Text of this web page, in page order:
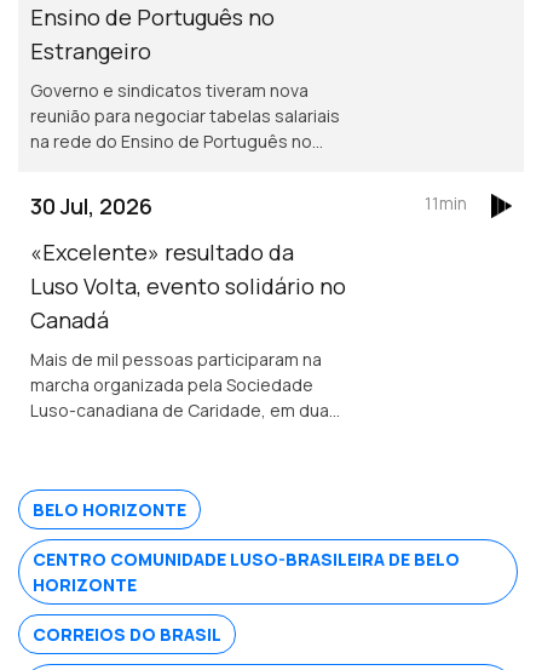
Ensino de Português no
Estrangeiro
Governo e sindicatos tiveram nova
reunião para negociar tabelas salariais
na rede do Ensino de Português no
Lusos e Lusófonos na Covilhã.
30 Jul, 2026
«Excelente» resultado da
Luso Volta, evento solidário no
Canadá
Mais de mil pessoas participaram na
marcha organizada pela Sociedade
Luso-canadiana de Caridade, em duas
canadianos (pouco mais de 200 mil
euros).
11min
BELO HORIZONTE
CENTRO COMUNIDADE LUSO-BRASILEIRA DE BELO
HORIZONTE
CORREIOS DO BRASIL